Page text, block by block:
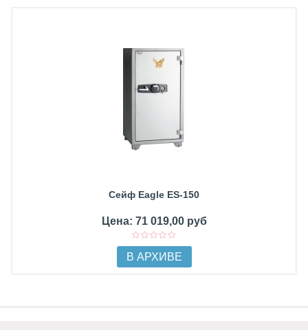
Сейф Eagle ES-150
Цена: 71 019,00 руб
В АРХИВЕ